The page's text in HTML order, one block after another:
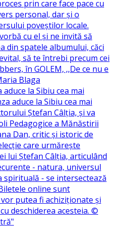
la Sibiu cea mai